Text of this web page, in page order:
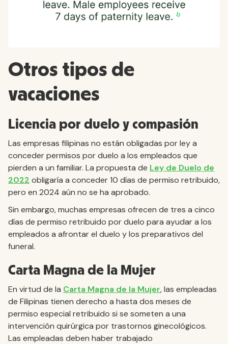
Otros tipos de
vacaciones
Licencia por duelo y compasión
Las empresas filipinas no están obligadas por ley a
conceder permisos por duelo a los empleados que
pierden a un familiar. La propuesta de Ley de Duelo de
2022 obligaría a conceder 10 días de permiso retribuido,
pero en 2024 aún no se ha aprobado.
Sin embargo, muchas empresas ofrecen de tres a cinco
días de permiso retribuido por duelo para ayudar a los
empleados a afrontar el duelo y los preparativos del
funeral.
Carta Magna de la Mujer
En virtud de la Carta Magna de la Mujer, las empleadas
de Filipinas tienen derecho a hasta dos meses de
permiso especial retribuido si se someten a una
intervención quirúrgica por trastornos ginecológicos.
Las empleadas deben haber trabajado